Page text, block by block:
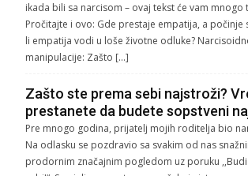
ikada bili sa narcisom – ovaj tekst će vam mnogo
Pročitajte i ovo: Gde prestaje empatija, a počinje
li empatija vodi u loše životne odluke?
manipulacije: Zašto […]
Zašto ste prema sebi najstroži?
prestanete da budete sopstveni
Pre mnogo godina, prijatelj mojih roditelja bio
Na odlasku se pozdravio sa svakim od nas
prodornim značajnim pogledom uz poruku